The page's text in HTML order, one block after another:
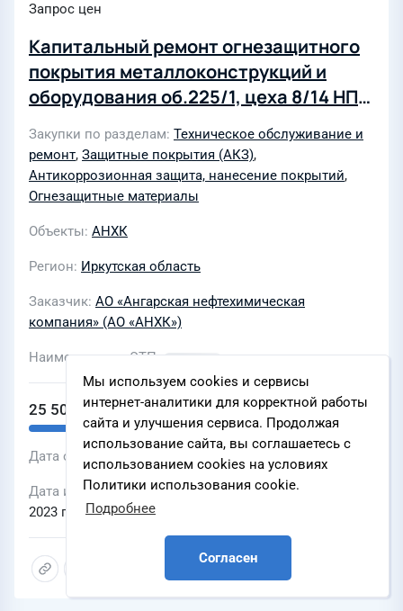
Мы используем cookies и сервисы
интернет-аналитики для корректной работы
сайта и улучшения сервиса. Продолжая
использование сайта, вы соглашаетесь с
использованием cookies на условиях
Политики использования cookie.
Подробнее
Согласен
Запрос цен
Капитальный ремонт огнезащитного
покрытия металлоконструкций и
оборудования об.225/1, цеха 8/14 НПП
Закупки по разделам Техническое обслуживание и
ремонт, Защитные покрытия (АКЗ),
Антикоррозионная защита, нанесение покрытий,
Огнезащитные материалы
Объекты АНХК
Регион Иркутская область
Заказчик АО «Ангарская нефтехимическая
компания» (АО «АНХК»)
Наименование ЭТП
25 500 535 ₽
Дата объявления 03 февраля 2023 г., 11:19
Дата и время окончания подачи заявок 10 февраля
2023 г., 18:59